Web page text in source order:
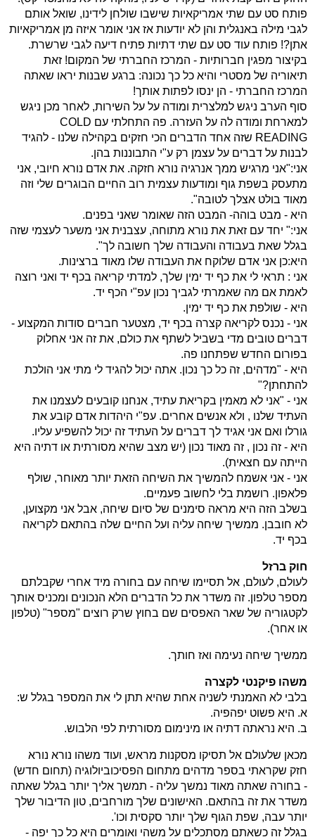
פותח סט עם שתי אמריקאיות שישבו שולחן לידינו, שואל אותם
לגבי מילה באנגלית והן לא יודעות אז אני אומר איזה מן אמריקאיות
אתן?! פותח עוד סט עם שתי דתיות פתיח דיעה לגבי שרשרת.
בקיצור מפגין חברותיות - המרכז החברתי של המקום! זאת
תיאוריה של מסטרי והיא כל כך נכונה: ברגע שבנות יראו שאתה
המרכז החברתי - הן ינסו לפתות אותך!
סוף הערב ניגש למלצרית ומודה על על השירות, לאחר מכן ניגש
למארחת ומודה לה על העזרה. פה התחלתי עם COLD
READING שזה אחד הדברים הכי חזקים בקהילה שלנו - להגיד
לבנות על דברים על עצמן רק ע"י התבוננות בהן.
אני:"אני מרגיש ממך אנרגיה נורא חזקה. את אדם נורא חיובי, אני
מתעסק בשפת גוף ומודעות עצמית רוב החיים הבוגרים שלי וזה
מאוד בולט אצלך לטובה".
היא - מבט בוהה- המבט הזה שאומר שאני בפנים.
אני:" יחד עם זאת את נורא מתוחה, עצבנית אני משער לעצמי שזה
בגלל שאת בעבודה והעבודה שלך חשובה לך".
היא:כן אני אדם שלוקח את העבודה שלו מאוד ברצינות.
אני : תראי לי את כף יד ימין שלך, למדתי קריאה בכף יד ואני רוצה
לאמת אם מה שאמרתי לגביך נכון עפ"י הכף יד.
היא - שולפת את כף יד ימין.
אני - נכנס לקריאה קצרה בכף יד, מצטער חברים סודות המקצוע -
דברים טובים מדי בשביל לשתף את כולם, את זה אני אחלוק
בפורום החדש שפתחנו פה.
היא - "מדהים, זה כל כך נכון. אתה יכול להגיד לי מתי אני הולכת
להתחתן?"
אני - "אני לא מאמין בקריאת עתיד, אנחנו קובעים לעצמנו את
העתיד שלנו , ולא אנשים אחרים. עפ"י היהדות אדם קובע את
גורלו ואם אני אגיד לך דברים על העתיד זה יכול להשפיע עליו.
היא - זה נכון , זה מאוד נכון (יש מצב שהיא מסורתית או דתיה היא
הייתה עם חצאית).
אני - אני אשמח להמשיך את השיחה הזאת יותר מאוחר, שולף
פלאפון. רושמת בלי לחשוב פעמיים.
בשלב הזה היא מראה סימנים של סיום שיחה, אבל אני מקצוען,
לא חובבן. ממשיך שיחה עליה ועל החיים שלה בהתאם לקריאה
בכף יד.
חוק ברזל
לעולם, לעולם, אל תסיימו שיחה עם בחורה מיד אחרי שקבלתם
מספר טלפון. זה משדר את כל הדברים הלא הנכונים ומכניס אותך
לקטגוריה של שאר האפסים שם בחוץ שרק רוצים "מספר" (טלפון
או אחר).
ממשיך שיחה נעימה ואז חותך.
משהו פיקנטי לקצרה
בלבי לא האמנתי לשניה אחת שהיא תתן לי את המספר בגלל ש:
א. היא פשוט יפהפיה.
ב. היא נראתה דתיה או מינימום מסורתית לפי הלבוש.
מכאן שלעולם אל תסיקו מסקנות מראש, ועוד משהו נורא נורא
חזק שקראתי בספר מדהים מתחום הפסיכוביולוגיה (תחום חדש)
- בחורה שאתה מאוד נמשך עליה - תמשך אליך יותר בגלל שאתה
משדר את זה בהתאם. האישונים שלך מורחבים, טון הדיבור שלך
יותר עבה, שפת הגוף שלך יותר סקסית וכו'.
בגלל זה כשאתם מסתכלים על משהי ואומרים היא כל כך יפה -